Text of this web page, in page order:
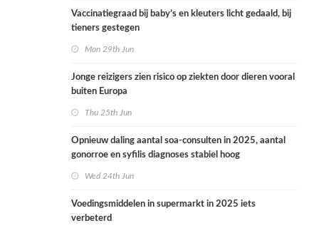
Vaccinatiegraad bij baby’s en kleuters licht gedaald, bij
tieners gestegen
Mon 29th Jun
Jonge reizigers zien risico op ziekten door dieren vooral
buiten Europa
Thu 25th Jun
Opnieuw daling aantal soa-consulten in 2025, aantal
gonorroe en syfilis diagnoses stabiel hoog
Wed 24th Jun
Voedingsmiddelen in supermarkt in 2025 iets
verbeterd